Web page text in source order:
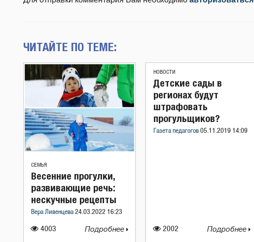
ЧИТАЙТЕ ПО ТЕМЕ:
СЕМЬЯ
4003
Весенние прогулки,
развивающие речь:
нескучные рецепты
Вера Ливенцева 24.03.2022 16:23
Подробнее
НОВОСТИ
2002
Детские сады в
регионах будут
штрафовать
прогульщиков?
Газета педагогов 05.11.2019 14:09
Подробнее